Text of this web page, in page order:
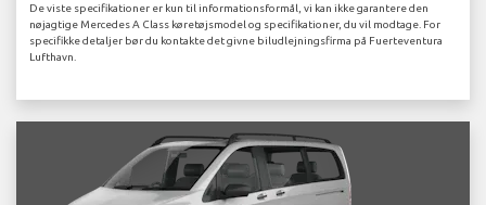
De viste specifikationer er kun til informationsformål, vi kan ikke garantere den
nøjagtige Mercedes A Class køretøjsmodel og specifikationer, du vil modtage. For
specifikke detaljer bør du kontakte det givne biludlejningsfirma på Fuerteventura
Lufthavn.